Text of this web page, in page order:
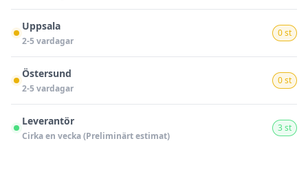
Uppsala
2-5 vardagar
0 st
Östersund
2-5 vardagar
0 st
Leverantör
Cirka en vecka (Preliminärt estimat)
3 st